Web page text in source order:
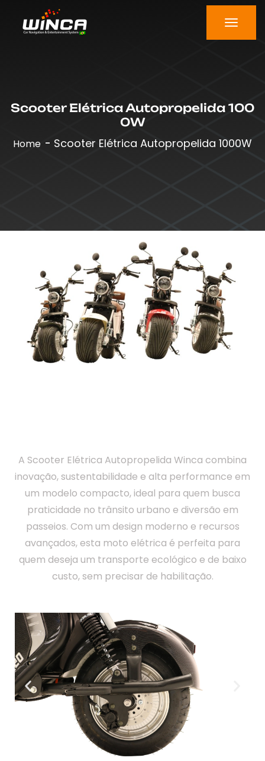
Scooter Elétrica Autopropelida 100
0W
Home Scooter Elétrica Autopropelida 1000W
A Scooter Elétrica Autopropelida Winca combina
inovação, sustentabilidade e alta performance em
um modelo compacto, ideal para quem busca
praticidade no trânsito urbano e diversão em
passeios. Com um design moderno e recursos
avançados, esta moto elétrica é perfeita para
quem deseja um transporte ecológico e de baixo
custo, sem precisar de habilitação.